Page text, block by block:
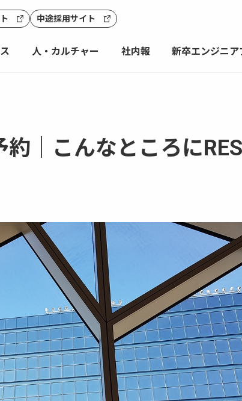
中途採用サイト
人・カルチャー 社内報 新卒エンジニア
｜こんなところに